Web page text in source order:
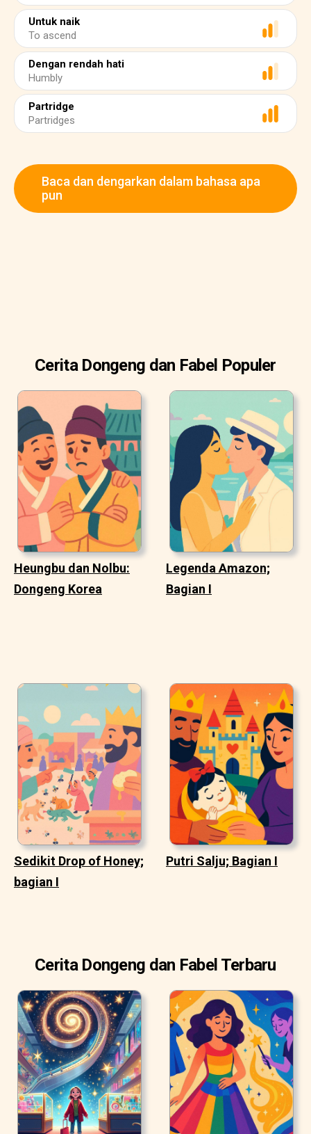
Untuk naik
To ascend
Dengan rendah hati
Humbly
Partridge
Partridges
Baca dan dengarkan dalam bahasa apa
pun
Cerita Dongeng dan Fabel Populer
Heungbu dan Nolbu:
Dongeng Korea
Legenda Amazon;
Bagian I
Sedikit Drop of Honey;
bagian I
Putri Salju; Bagian I
Cerita Dongeng dan Fabel Terbaru